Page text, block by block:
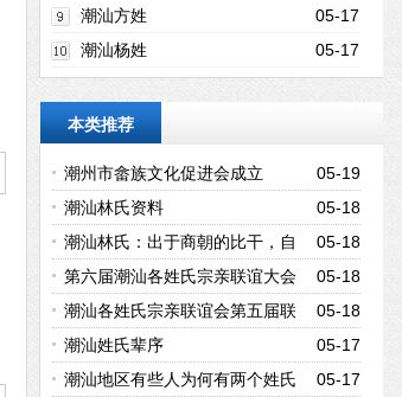
05-17
潮汕方姓
05-17
潮汕杨姓
本类推荐
05-19
潮州市畲族文化促进会成立
05-18
潮汕林氏资料
05-18
潮汕林氏：出于商朝的比干，自
称“九牧世家” 05-18
第六届潮汕各姓氏宗亲联谊大会
05-18
潮汕各姓氏宗亲联谊会第五届联
谊大会 05-17
潮汕姓氏辈序
05-17
潮汕地区有些人为何有两个姓氏